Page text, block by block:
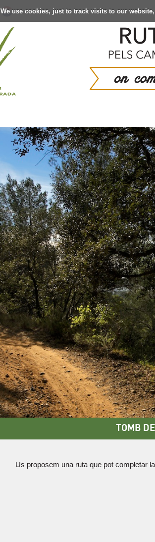
We use cookies, just to track visits to our
TOMB
Us proposem una ruta que pot completar